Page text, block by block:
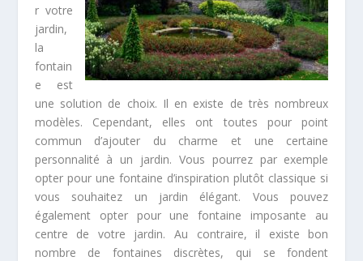
r votre
jardin,
la
fontain
e est
une solution de choix. Il en existe de très nombreux
modèles. Cependant, elles ont toutes pour point
commun d’ajouter du charme et une certaine
personnalité à un jardin. Vous pourrez par exemple
opter pour une fontaine d’inspiration plutôt classique si
vous souhaitez un jardin élégant. Vous pouvez
également opter pour une fontaine imposante au
centre de votre jardin. Au contraire, il existe bon
nombre de fontaines discrètes, qui se fondent